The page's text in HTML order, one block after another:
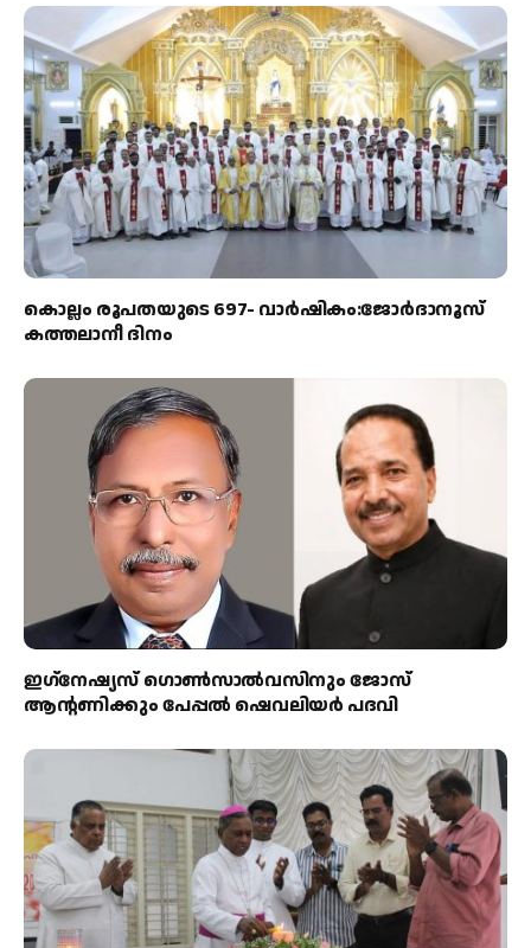
കൊല്ലം രൂപതയുടെ 697- വാർഷികം:ജോർദാനൂസ്
കത്തലാനീ ദിനം
ഇഗ്‌നേഷ്യസ് ഗൊൺസാൽവസിനും ജോസ്
ആന്റണിക്കും പേപ്പൽ ഷെവലിയർ പദവി